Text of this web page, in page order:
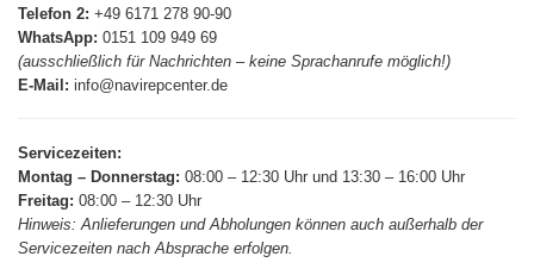
Telefon 2: +49 6171 278 90-90
WhatsApp: 0151 109 949 69
(ausschließlich für Nachrichten – keine Sprachanrufe möglich!)
E-Mail: info@navirepcenter.de
Servicezeiten:
Montag – Donnerstag: 08:00 – 12:30 Uhr und 13:30 – 16:00 Uhr
Freitag: 08:00 – 12:30 Uhr
Hinweis: Anlieferungen und Abholungen können auch außerhalb der
Servicezeiten nach Absprache erfolgen.